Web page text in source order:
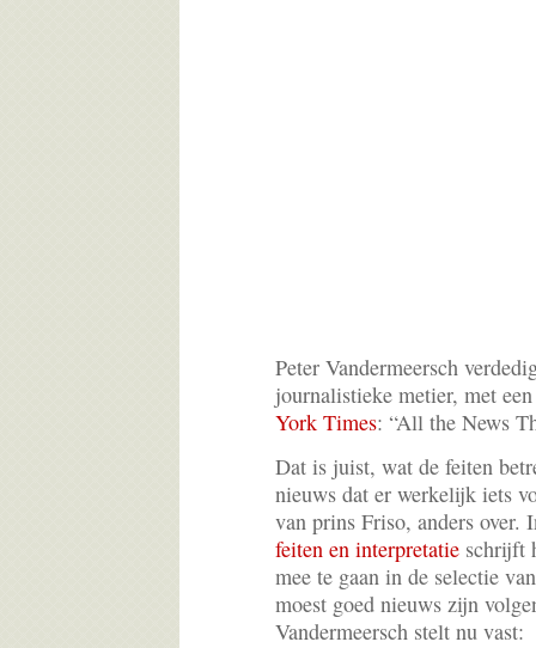
Peter Vandermeersch
journalistieke metier, met
York Times: “All the News
Dat is juist, wat de feiten
nieuws dat er werkelijk iets
van prins Friso, anders over.
feiten en interpretatie schrijft
mee te gaan in de selectie
moest goed nieuws zijn
Vandermeersch stelt nu vast: